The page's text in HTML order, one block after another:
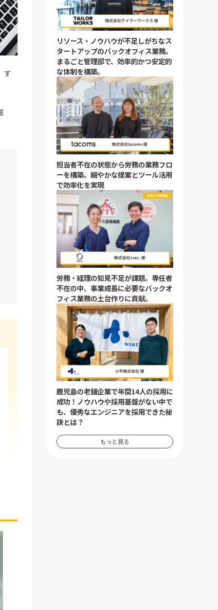
す
リソース・ノウハウが不足しがちなス
タートアップのバックオフィス業務。
まるごと管理部で、効率的かつ安定的
な体制を構築。
担当者不在の状態から労務の業務フロ
ーを構築。細やかな提案とツール活用
で効率化を実現
労務・経理の知見不足が課題。専任者
不在の中、事業成長に必要なバックオ
フィス業務の土台作りに貢献。
鹿児島の老舗企業で年間14人の採用に
成功！ノウハウや採用基盤がない中で
も、優秀なエンジニアを採用できた秘
訣とは？
もっと見る